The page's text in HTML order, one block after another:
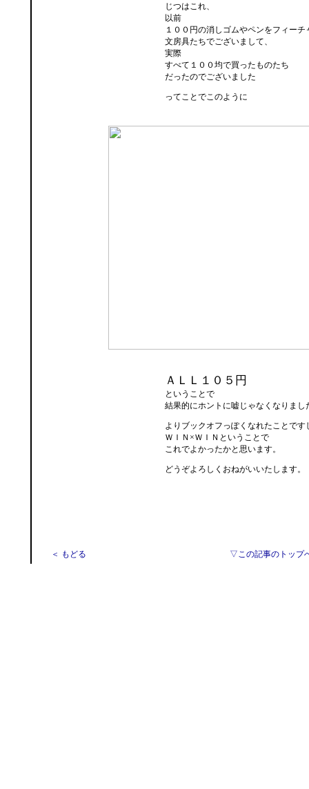
じつはこれ、
以前
１００円の消しゴムやペンをフィーチ
文房具たちでございまして、
実際
すべて１００均で買ったものたち
だったのでございました
ってことでこのように
ＡＬＬ１０５円
ということで
結果的にホントに嘘じゃなくなりまし
よりブックオフっぽくなれたことです
ＷＩＮ×ＷＩＮということで
これでよかったかと思います。
どうぞよろしくおねがいいたします。
＜ もどる ▽この記事のトップ